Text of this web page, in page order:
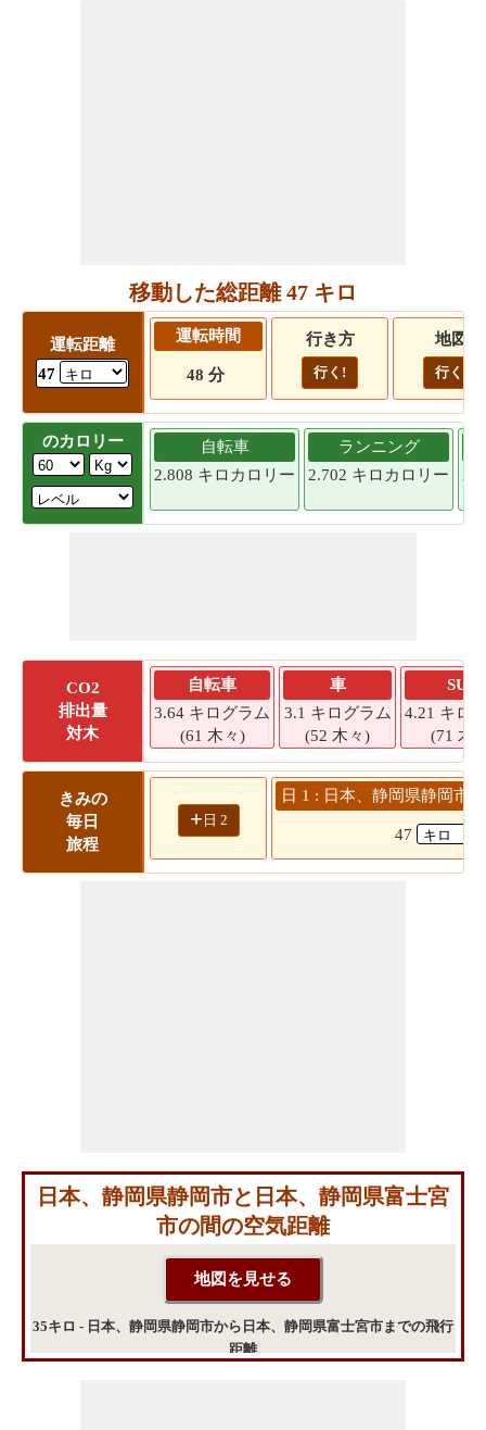
移動した総距離 47 キロ
運転距離
47
運転時間
48 分
行き方
行く!
地図
行く!
のカロリー
自転車
2.808 キロカロリー
ランニング
2.702 キロカロリー
CO2
排出量
対木
自転車
3.64 キログラム
(61 木々)
車
3.1 キログラム
(52 木々)
SUV
4.21 キロ
(71 木
きみの
毎日
旅程
+ 日 2
日 1 : 日本、静岡県静岡市
47
日本、静岡県静岡市と日本、静岡県富士宮
市の間の空気距離
35キロ - 日本、静岡県静岡市から日本、静岡県富士宮市までの飛行
距離